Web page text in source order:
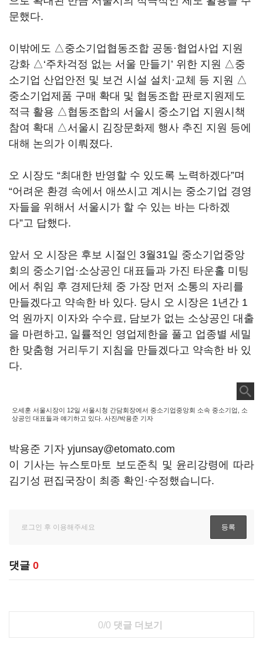
문했다.
이밖에도 △중소기업협동조합 공동·협업사업 지원
강화 △‘주차걱정 없는 서울 만들기’ 위한 지원 △중
소기업 산업안전 및 보건 시설 설치·교체 등 지원 △
중소기업제품 구매 확대 및 협동조합 판로지원제도
적극 활용 △협동조합의 서울시 중소기업 지원시책
참여 확대 △서울시 김장문화제 행사 추진 지원 등에
대해 논의가 이뤄졌다.
오 시장도 “최대한 반영할 수 있도록 노력하겠다”며
“어려운 환경 속에서 애쓰시고 계시는 중소기업 경영
자들을 위해서 서울시가 할 수 있는 바는 다하겠
다”고 답했다.
앞서 오 시장은 후보 시절인 3월31일 중소기업중앙
회의 중소기업·소상공인 대표들과 가진 타운홀 미팅
에서 취임 후 경제단체 중 가장 먼저 소통의 자리를
만들겠다고 약속한 바 있다. 당시 오 시장은 1년간 1
억 원까지 이자와 수수료, 담보가 없는 소상공인 대출
을 마련하고, 일률적인 영업제한을 풀고 업종별 세밀
한 맞춤형 거리두기 지침을 만들겠다고 약속한 바 있
다.
오세훈 서울시장이 12일 서울시청 간담회장에서 중소기업중앙회 소속 중소기업, 소
상공인 대표들과 얘기하고 있다. 사진/박용준 기자
박용준 기자 yjunsay@etomato.com
이 기사는 뉴스토마토 보도준칙 및 윤리강령에 따라
김기성 편집국장이 최종 확인·수정했습니다.
댓글 0
0/0 댓글 더보기